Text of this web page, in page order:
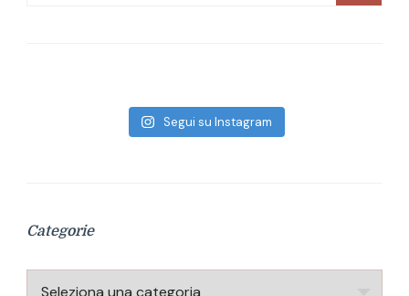
Segui su Instagram
Categorie
Categorie